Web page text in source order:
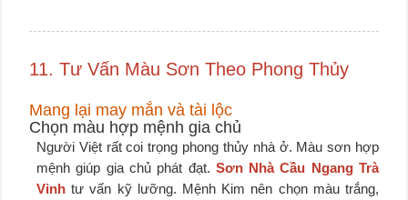
11. Tư Vấn Màu Sơn Theo Phong Thủy
Mang lại may mắn và tài lộc
Chọn màu hợp mệnh gia chủ
Người Việt rất coi trọng phong thủy nhà ở. Màu sơn hợp
mệnh giúp gia chủ phát đạt. Sơn Nhà Cầu Ngang Trà
Vinh tư vấn kỹ lưỡng. Mệnh Kim nên chọn màu trắng,